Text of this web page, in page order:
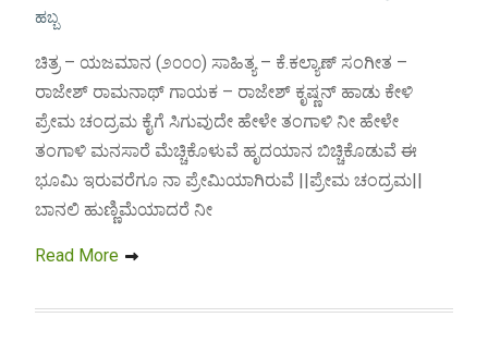
ಹಬ್ಬ
ಚಿತ್ರ – ಯಜಮಾನ (೨೦೦೦) ಸಾಹಿತ್ಯ – ಕೆ.ಕಲ್ಯಾಣ್ ಸಂಗೀತ –
ರಾಜೇಶ್ ರಾಮನಾಥ್ ಗಾಯಕ – ರಾಜೇಶ್ ಕೃಷ್ಣನ್ ಹಾಡು ಕೇಳಿ
ಪ್ರೇಮ ಚಂದ್ರಮ ಕೈಗೆ ಸಿಗುವುದೇ ಹೇಳೇ ತಂಗಾಳಿ ನೀ ಹೇಳೇ
ತಂಗಾಳಿ ಮನಸಾರೆ ಮೆಚ್ಚಿಕೊಳುವೆ ಹೃದಯಾನ ಬಿಚ್ಚಿಕೊಡುವೆ ಈ
ಭೂಮಿ ಇರುವರೆಗೂ ನಾ ಪ್ರೇಮಿಯಾಗಿರುವೆ ||ಪ್ರೇಮ ಚಂದ್ರಮ||
ಬಾನಲಿ ಹುಣ್ಣಿಮೆಯಾದರೆ ನೀ
Read More